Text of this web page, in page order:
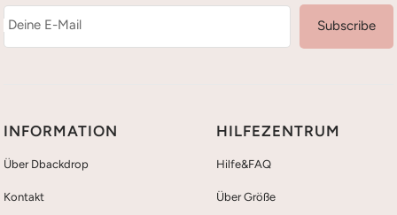
Deine E-Mail Subscribe
INFORMATION
Über Dbackdrop
Kontakt
HILFEZENTRUM
Hilfe&FAQ
Über Größe